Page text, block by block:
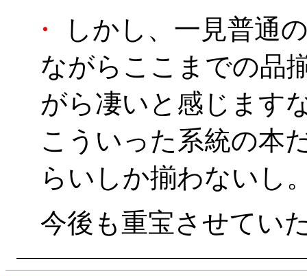
・
しかし、一見普通
ながらここまでの品
がら凄いと感じます
こういった系統の本
らいしか揃わないし
今後も重宝させてい